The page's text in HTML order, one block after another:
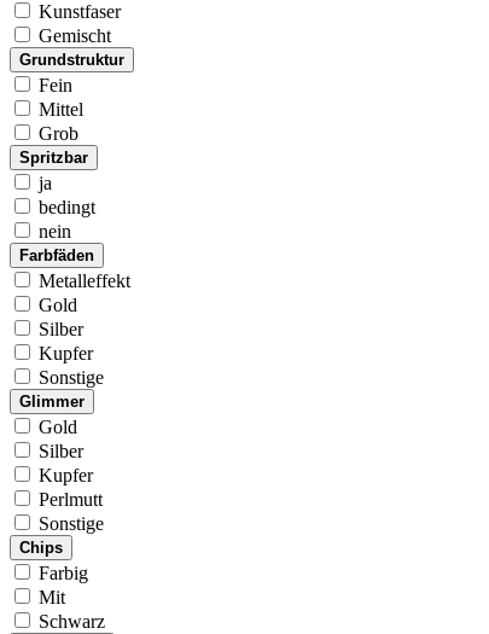
Kunstfaser
Gemischt
Grundstruktur
Fein
Mittel
Grob
Spritzbar
ja
bedingt
nein
Farbfäden
Metalleffekt
Gold
Silber
Kupfer
Sonstige
Glimmer
Gold
Silber
Kupfer
Perlmutt
Sonstige
Chips
Farbig
Mit
Schwarz